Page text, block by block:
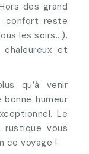
des grand
confort reste
les soirs...).
et
qu’à venir
humeur
Le
vous
ce voyage !